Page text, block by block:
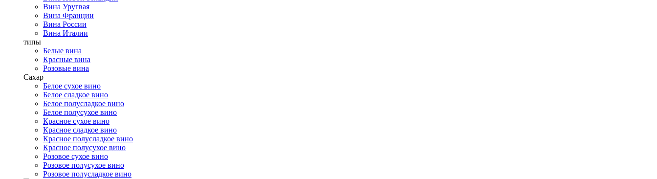
Вина Уругвая
Вина Франции
Вина России
Вина Италии
типы
Белые вина
Красные вина
Розовые вина
Сахар
Белое сухое вино
Белое сладкое вино
Белое полусладкое вино
Белое полусухое вино
Красное сухое вино
Красное сладкое вино
Красное полусладкое вино
Красное полусухое вино
Розовое сухое вино
Розовое полусухое вино
Розовое полусладкое вино